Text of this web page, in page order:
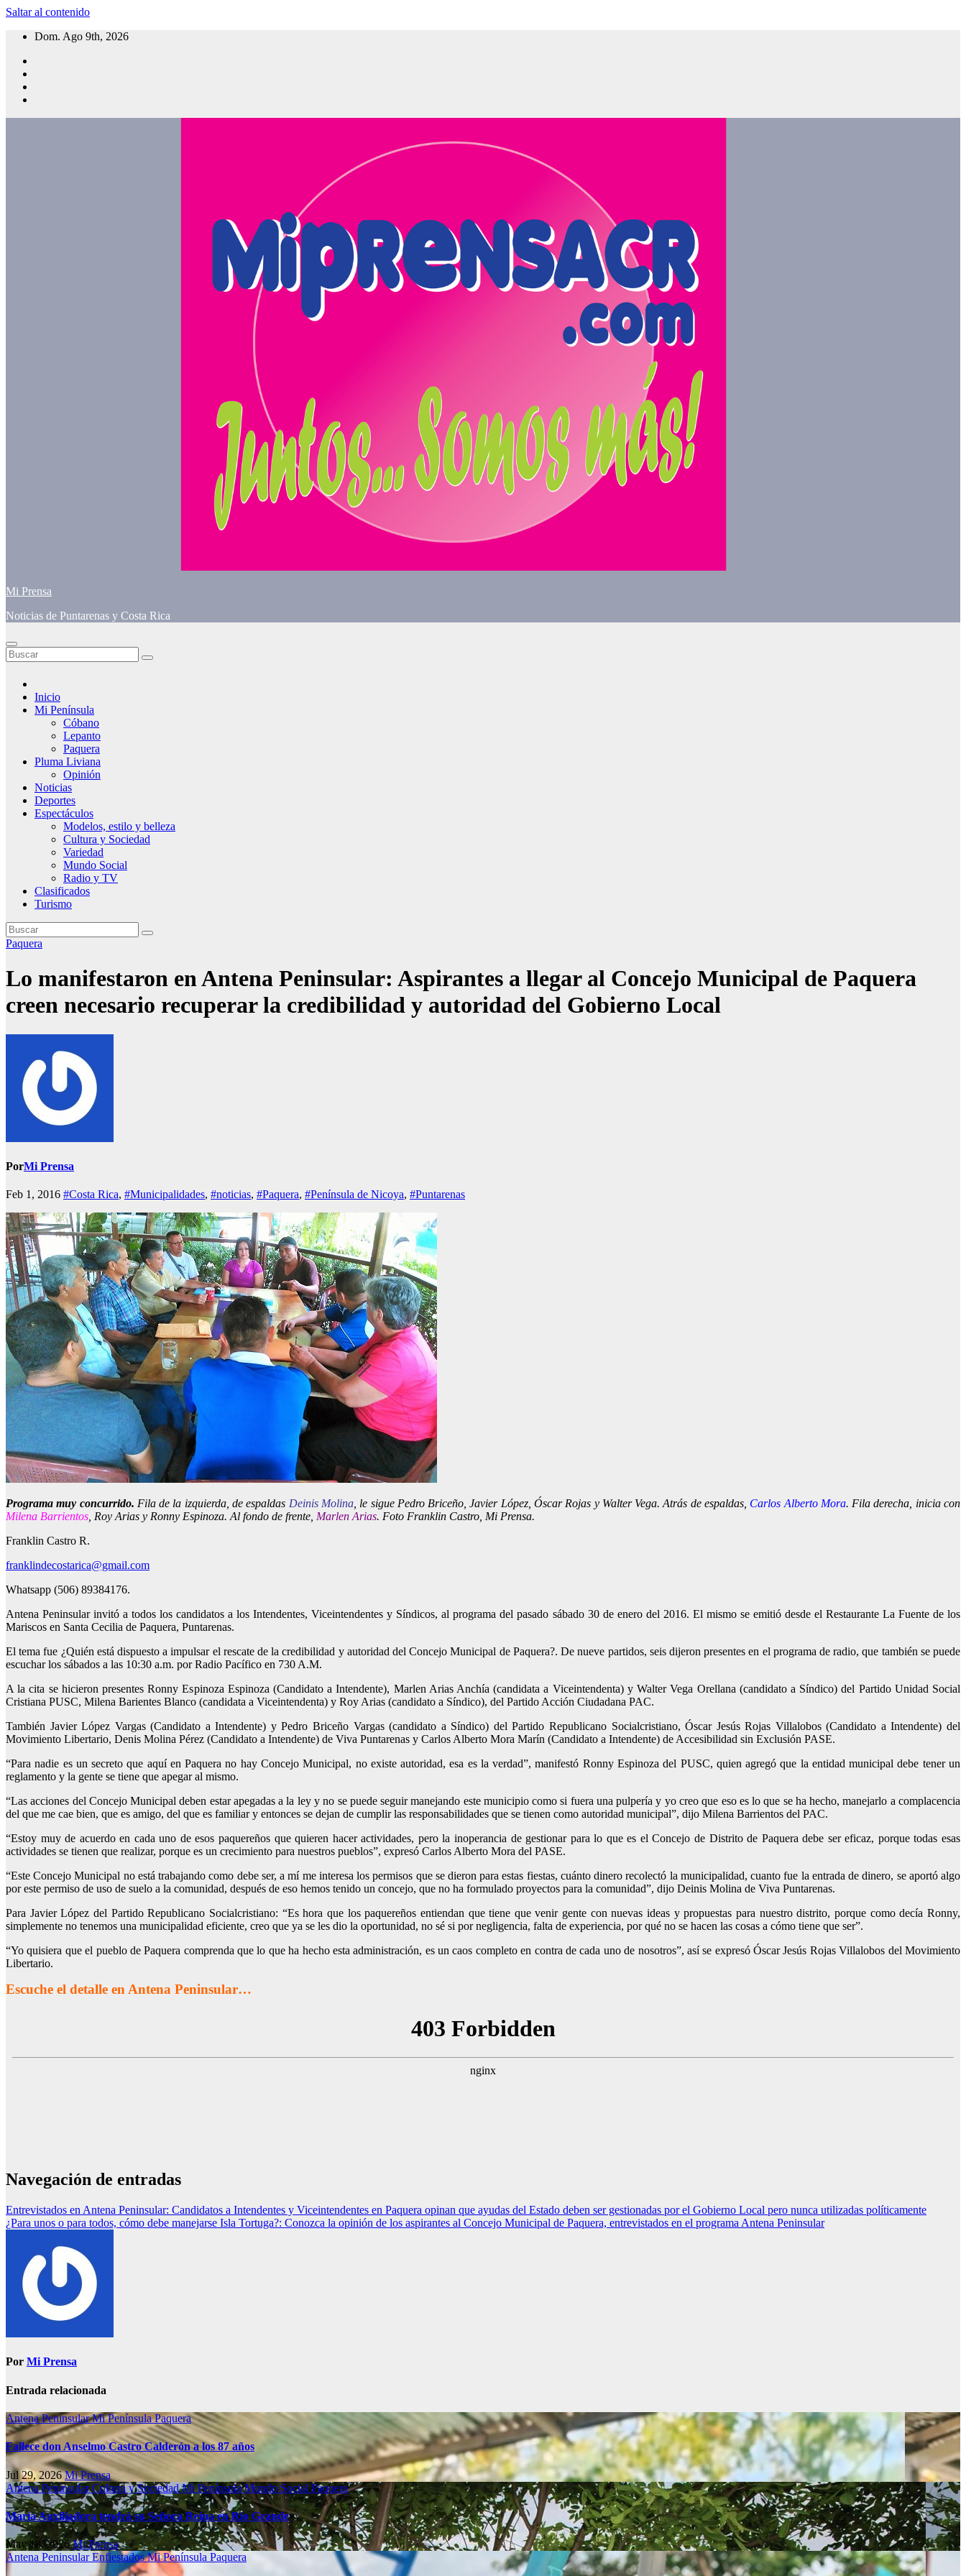
Saltar al contenido
Dom. Ago 9th, 2026
Mi Prensa
Noticias de Puntarenas y Costa Rica
Inicio
Mi Península
Cóbano
Lepanto
Paquera
Pluma Liviana
Opinión
Noticias
Deportes
Espectáculos
Modelos, estilo y belleza
Cultura y Sociedad
Variedad
Mundo Social
Radio y TV
Clasificados
Turismo
Paquera
Lo manifestaron en Antena Peninsular: Aspirantes a llegar al Concejo Municipal de Paquera
creen necesario recuperar la credibilidad y autoridad del Gobierno Local
PorMi Prensa
Feb 1, 2016 #Costa Rica, #Municipalidades, #noticias, #Paquera, #Península de Nicoya, #Puntarenas
Programa muy concurrido. Fila de la izquierda, de espaldas Deinis Molina, le sigue Pedro Briceño, Javier López, Óscar Rojas y Walter Vega. Atrás de espaldas, Carlos Alberto Mora. Fila derecha, inicia con
Milena Barrientos, Roy Arias y Ronny Espinoza. Al fondo de frente, Marlen Arias. Foto Franklin Castro, Mi Prensa.
Franklin Castro R.
franklindecostarica@gmail.com
Whatsapp (506) 89384176.
Antena Peninsular invitó a todos los candidatos a los Intendentes, Viceintendentes y Síndicos, al programa del pasado sábado 30 de enero del 2016. El mismo se emitió desde el Restaurante La Fuente de los
Mariscos en Santa Cecilia de Paquera, Puntarenas.
El tema fue ¿Quién está dispuesto a impulsar el rescate de la credibilidad y autoridad del Concejo Municipal de Paquera?. De nueve partidos, seis dijeron presentes en el programa de radio, que también se puede
escuchar los sábados a las 10:30 a.m. por Radio Pacífico en 730 A.M.
A la cita se hicieron presentes Ronny Espinoza Espinoza (Candidato a Intendente), Marlen Arias Anchía (candidata a Viceintendenta) y Walter Vega Orellana (candidato a Síndico) del Partido Unidad Social
Cristiana PUSC, Milena Barientes Blanco (candidata a Viceintendenta) y Roy Arias (candidato a Síndico), del Partido Acción Ciudadana PAC.
También Javier López Vargas (Candidato a Intendente) y Pedro Briceño Vargas (candidato a Síndico) del Partido Republicano Socialcristiano, Óscar Jesús Rojas Villalobos (Candidato a Intendente) del
Movimiento Libertario, Denis Molina Pérez (Candidato a Intendente) de Viva Puntarenas y Carlos Alberto Mora Marín (Candidato a Intendente) de Accesibilidad sin Exclusión PASE.
“Para nadie es un secreto que aquí en Paquera no hay Concejo Municipal, no existe autoridad, esa es la verdad”, manifestó Ronny Espinoza del PUSC, quien agregó que la entidad municipal debe tener un
reglamento y la gente se tiene que apegar al mismo.
“Las acciones del Concejo Municipal deben estar apegadas a la ley y no se puede seguir manejando este municipio como si fuera una pulpería y yo creo que eso es lo que se ha hecho, manejarlo a complacencia
del que me cae bien, que es amigo, del que es familiar y entonces se dejan de cumplir las responsabilidades que se tienen como autoridad municipal”, dijo Milena Barrientos del PAC.
“Estoy muy de acuerdo en cada uno de esos paquereños que quieren hacer actividades, pero la inoperancia de gestionar para lo que es el Concejo de Distrito de Paquera debe ser eficaz, porque todas esas
actividades se tienen que realizar, porque es un crecimiento para nuestros pueblos”, expresó Carlos Alberto Mora del PASE.
“Este Concejo Municipal no está trabajando como debe ser, a mí me interesa los permisos que se dieron para estas fiestas, cuánto dinero recolectó la municipalidad, cuanto fue la entrada de dinero, se aportó algo
por este permiso de uso de suelo a la comunidad, después de eso hemos tenido un concejo, que no ha formulado proyectos para la comunidad”, dijo Deinis Molina de Viva Puntarenas.
Para Javier López del Partido Republicano Socialcristiano: “Es hora que los paquereños entiendan que tiene que venir gente con nuevas ideas y propuestas para nuestro distrito, porque como decía Ronny,
simplemente no tenemos una municipalidad eficiente, creo que ya se les dio la oportunidad, no sé si por negligencia, falta de experiencia, por qué no se hacen las cosas a cómo tiene que ser”.
“Yo quisiera que el pueblo de Paquera comprenda que lo que ha hecho esta administración, es un caos completo en contra de cada uno de nosotros”, así se expresó Óscar Jesús Rojas Villalobos del Movimiento
Libertario.
Escuche el detalle en Antena Peninsular…
Navegación de entradas
Entrevistados en Antena Peninsular: Candidatos a Intendentes y Viceintendentes en Paquera opinan que ayudas del Estado deben ser gestionadas por el Gobierno Local pero nunca utilizadas políticamente
¿Para unos o para todos, cómo debe manejarse Isla Tortuga?: Conozca la opinión de los aspirantes al Concejo Municipal de Paquera, entrevistados en el programa Antena Peninsular
Por Mi Prensa
Entrada relacionada
Antena PeninsularMi PenínsulaPaquera
Fallece don Anselmo Castro Calderón a los 87 años
Jul 29, 2026Mi Prensa
Antena PeninsularCultura y SociedadMi PenínsulaMundo SocialPaquera
María Auxiliadora tendrá su Señora Reina en Río Grande
May 18, 2026Mi Prensa
Antena PeninsularEnfiestadosMi Península Paquera